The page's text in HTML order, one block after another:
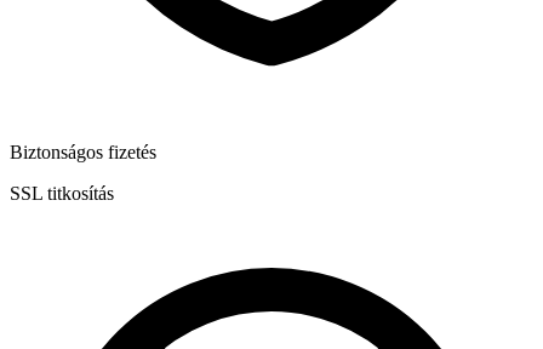
Biztonságos fizetés
SSL titkosítás